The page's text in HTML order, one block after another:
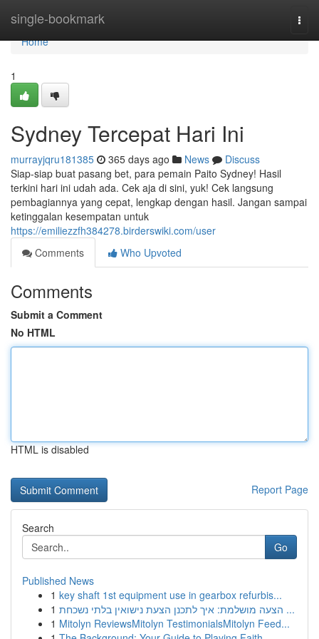
single-bookmark
Home
Home
1
Sydney Tercepat Hari Ini
murrayjqru181385 365 days ago News
Discuss
Siap-siap buat pasang bet, para pemain Paito Sydney! Hasil
terkini hari ini udah ada. Cek aja di sini, yuk! Cek langsung
pembagiannya yang cepat, lengkap dengan hasil. Jangan sampai
ketinggalan kesempatan untuk
https://emiliezzfh384278.birderswiki.com/user
Comments
Who Upvoted
Comments
Submit a Comment
No HTML
HTML is disabled
Report Page
Search
Go
Published News
1 key shaft 1st equipment use in gearbox refurbis...
1
הצעה מושלמת: איך לתכנן הצעת נישואין בלתי נשכחת ...
1 Mitolyn ReviewsMitolyn TestimonialsMitolyn Feed...